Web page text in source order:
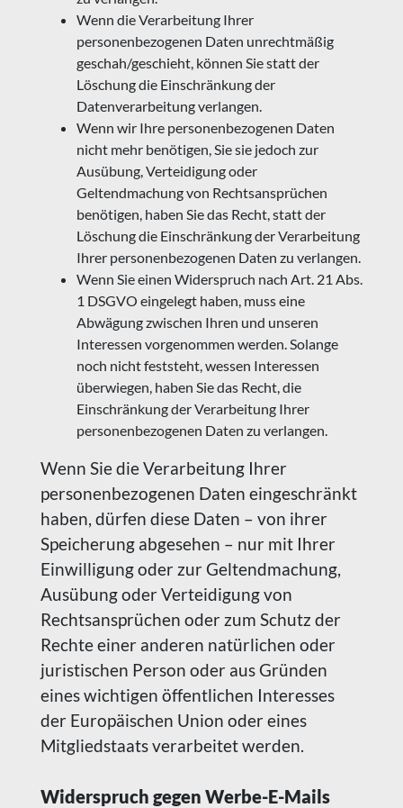
Wenn die Verarbeitung Ihrer
personenbezogenen Daten unrechtmäßig
geschah/geschieht, können Sie statt der
Löschung die Einschränkung der
Datenverarbeitung verlangen.
Wenn wir Ihre personenbezogenen Daten
nicht mehr benötigen, Sie sie jedoch zur
Ausübung, Verteidigung oder
Geltendmachung von Rechtsansprüchen
benötigen, haben Sie das Recht, statt der
Löschung die Einschränkung der Verarbeitung
Ihrer personenbezogenen Daten zu verlangen.
Wenn Sie einen Widerspruch nach Art. 21 Abs.
1 DSGVO eingelegt haben, muss eine
Abwägung zwischen Ihren und unseren
Interessen vorgenommen werden. Solange
noch nicht feststeht, wessen Interessen
überwiegen, haben Sie das Recht, die
Einschränkung der Verarbeitung Ihrer
personenbezogenen Daten zu verlangen.
Wenn Sie die Verarbeitung Ihrer
personenbezogenen Daten eingeschränkt
haben, dürfen diese Daten – von ihrer
Speicherung abgesehen – nur mit Ihrer
Einwilligung oder zur Geltendmachung,
Ausübung oder Verteidigung von
Rechtsansprüchen oder zum Schutz der
Rechte einer anderen natürlichen oder
juristischen Person oder aus Gründen
eines wichtigen öffentlichen Interesses
der Europäischen Union oder eines
Mitgliedstaats verarbeitet werden.
Widerspruch gegen Werbe-E-Mails